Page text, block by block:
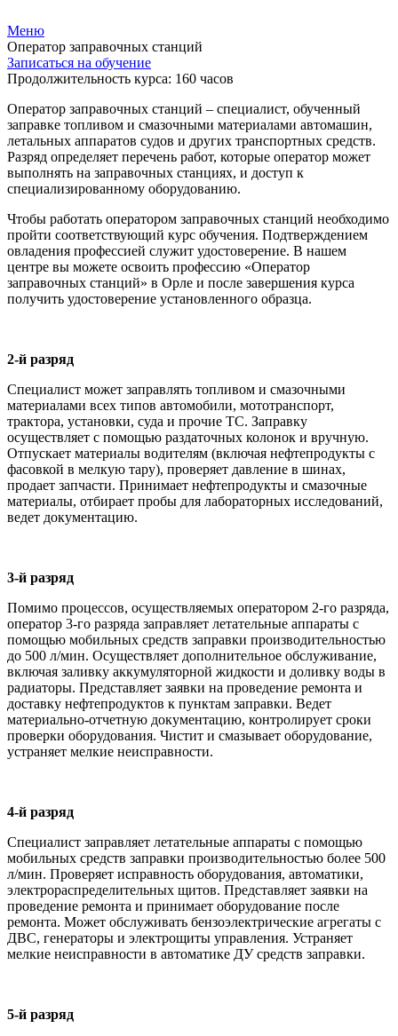
Меню
Оператор заправочных станций
Записаться на обучение
Продолжительность курса: 160 часов
Оператор заправочных станций – специалист, обученный
заправке топливом и смазочными материалами автомашин,
летальных аппаратов судов и других транспортных средств.
Разряд определяет перечень работ, которые оператор может
выполнять на заправочных станциях, и доступ к
специализированному оборудованию.
Чтобы работать оператором заправочных станций необходимо
пройти соответствующий курс обучения. Подтверждением
овладения профессией служит удостоверение. В нашем
центре вы можете освоить профессию «Оператор
заправочных станций» в Орле и после завершения курса
получить удостоверение установленного образца.
2-й разряд
Специалист может заправлять топливом и смазочными
материалами всех типов автомобили, мототранспорт,
трактора, установки, суда и прочие ТС. Заправку
осуществляет с помощью раздаточных колонок и вручную.
Отпускает материалы водителям (включая нефтепродукты с
фасовкой в мелкую тару), проверяет давление в шинах,
продает запчасти. Принимает нефтепродукты и смазочные
материалы, отбирает пробы для лабораторных исследований,
ведет документацию.
3-й разряд
Помимо процессов, осуществляемых оператором 2-го разряда,
оператор 3-го разряда заправляет летательные аппараты с
помощью мобильных средств заправки производительностью
до 500 л/мин. Осуществляет дополнительное обслуживание,
включая заливку аккумуляторной жидкости и доливку воды в
радиаторы. Представляет заявки на проведение ремонта и
доставку нефтепродуктов к пунктам заправки. Ведет
материально-отчетную документацию, контролирует сроки
проверки оборудования. Чистит и смазывает оборудование,
устраняет мелкие неисправности.
4-й разряд
Специалист заправляет летательные аппараты с помощью
мобильных средств заправки производительностью более 500
л/мин. Проверяет исправность оборудования, автоматики,
электрораспределительных щитов. Представляет заявки на
проведение ремонта и принимает оборудование после
ремонта. Может обслуживать бензоэлектрические агрегаты с
ДВС, генераторы и электрощиты управления. Устраняет
мелкие неисправности в автоматике ДУ средств заправки.
5-й разряд